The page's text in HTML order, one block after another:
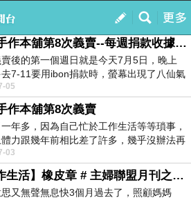
我的
訂閱
haru手作本舖第8次義賣--每週捐款收據【義賣結束】
後的第一個週日就是今天7月5日，晚上
去7-11要用ibon捐款時，螢幕出現了八仙氣
05
作本舖第8次義賣
年多，因為自己忙於工作生活等等瑣事，
力跟幾年前相比差了許多，幾乎沒辦法再
樣熬...
03
【手作生活】橡皮章 # 主婦聯盟月刊之雨林咖啡
又無聲無息快3個月過去了，照顧媽媽